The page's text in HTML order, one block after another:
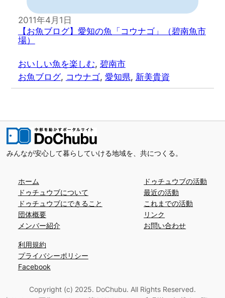
2011年4月1日
【お魚ブログ】愛知の魚「コウナゴ」（碧南魚市
場）
おいしい魚を楽しむ, 碧南市
お魚ブログ, コウナゴ, 愛知県, 新美貴資
みんなが安心して暮らしていける地域を、共につくる。
ホーム
ドゥチュウブについて
ドゥチュウブにできること
団体概要
メンバー紹介
ドゥチュウブの活動
最近の活動
これまでの活動
リンク
お問い合わせ
利用規約
プライバシーポリシー
Facebook
Copyright (c) 2025. DoChubu. All Rights Reserved.